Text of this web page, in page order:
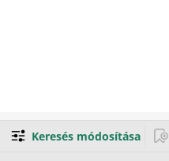
Keresés módosítása